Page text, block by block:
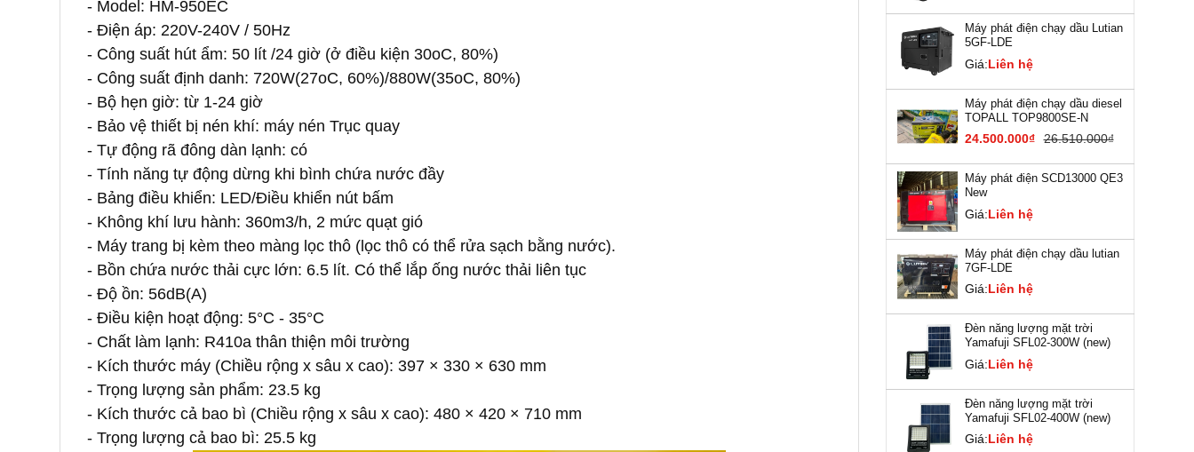
- Model: HM-950EC
- Điện áp: 220V-240V / 50Hz
- Công suất hút ẩm: 50 lít /24 giờ (ở điều kiện 30oC, 80%)
- Công suất định danh: 720W(27oC, 60%)/880W(35oC, 80%)
- Bộ hẹn giờ: từ 1-24 giờ
- Bảo vệ thiết bị nén khí: máy nén Trục quay
- Tự động rã đông dàn lạnh: có
- Tính năng tự động dừng khi bình chứa nước đầy
- Bảng điều khiển: LED/Điều khiển nút bấm
- Không khí lưu hành: 360m3/h, 2 mức quạt gió
- Máy trang bị kèm theo màng lọc thô (lọc thô có thể rửa sạch bằng nước).
- Bồn chứa nước thải cực lớn: 6.5 lít. Có thể lắp ống nước thải liên tục
- Độ ồn: 56dB(A)
- Điều kiện hoạt động: 5°C - 35°C
- Chất làm lạnh: R410a thân thiện môi trường
- Kích thước máy (Chiều rộng x sâu x cao): 397 × 330 × 630 mm
- Trọng lượng sản phẩm: 23.5 kg
- Kích thước cả bao bì (Chiều rộng x sâu x cao): 480 × 420 × 710 mm
- Trọng lượng cả bao bì: 25.5 kg
Máy phát điện chạy dầu Lutian
5GF-LDE
Giá:Liên hệ
Máy phát điện chạy dầu diesel
TOPALL TOP9800SE-N
24.500.000₫ 26.510.000₫
Máy phát điện SCD13000 QE3
New
Giá:Liên hệ
Máy phát điện chạy dầu lutian
7GF-LDE
Giá:Liên hệ
Đèn năng lượng mặt trời
Yamafuji SFL02-300W (new)
Giá:Liên hệ
Đèn năng lượng mặt trời
Yamafuji SFL02-400W (new)
Giá:Liên hệ